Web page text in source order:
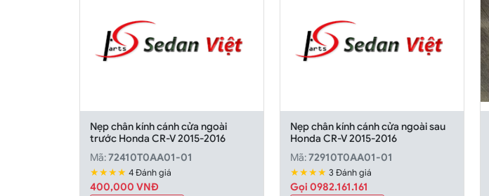
Nẹp chân kính cánh cửa ngoài
trước Honda CR-V 2015-2016
Mã:72410T0AA01-01
★★★★ 4 Đánh giá
400,000 VNĐ
Nẹp chân kính cánh cửa ngoài sau
Honda CR-V 2015-2016
Mã:72910T0AA01-01
★★★★ 3 Đánh giá
Gọi 0982.161.161